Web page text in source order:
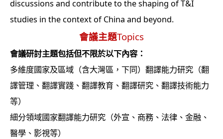
discussions and contribute to the shaping of T&I
studies in the context of China and beyond.
會議主題Topics
會議研討主題包括但不限於以下內容：
多維度國家及區域（含大灣區，下同）翻譯能力研究（翻
譯管理、翻譯實踐、翻譯教育、翻譯研究、翻譯技術能力
等）
細分領域國家翻譯能力研究（外宣、商務、法律、金融、
醫學、影視等）